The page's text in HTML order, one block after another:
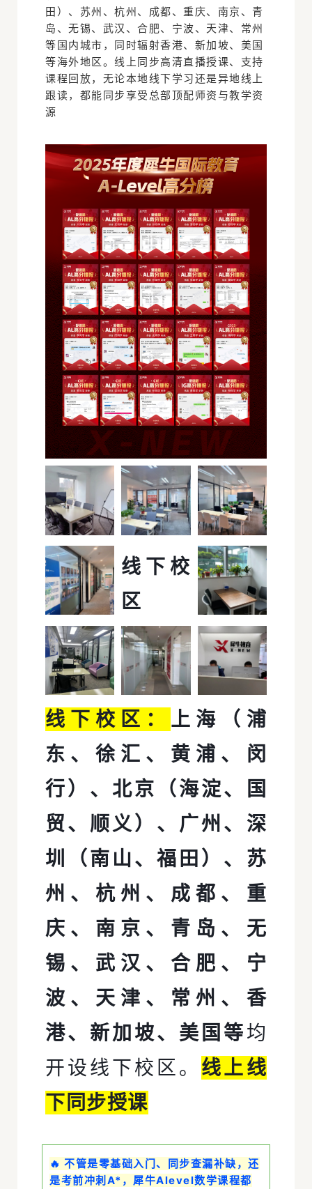
田）、苏州、杭州、成都、重庆、南京、青
岛、无锡、武汉、合肥、宁波、天津、常州
等国内城市，同时辐射香港、新加坡、美国
等海外地区。线上同步高清直播授课、支持
课程回放，无论本地线下学习还是异地线上
跟读，都能同步享受总部顶配师资与教学资
源
线下校
区
线下校区： 上海（浦
东、徐汇、黄浦、闵
行）、北京（海淀、国
贸、顺义）、广州、深
圳（南山、福田）、苏
州、杭州、成都、重
庆、南京、青岛、无
锡、武汉、合肥、宁
波、天津、常州、香
港、新加坡、美国等均
开设线下校区。 线上线
下同步授课
🔥 不管是零基础入门、同步查漏补缺，还
是考前冲刺A*，犀牛Alevel数学课程都